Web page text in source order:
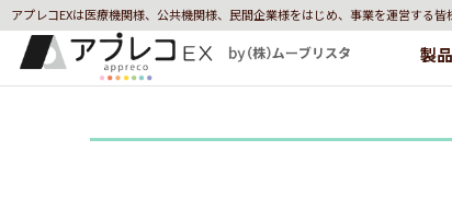
アプレコEXは医療機関様、公共機関様、民間企業様をはじめ、事業を運営する
製